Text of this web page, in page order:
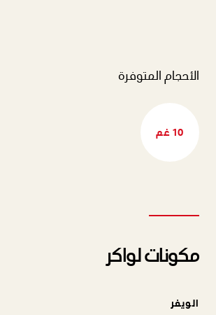
الأحجام المتوفرة
10 غم
مكونات لواكر
الويفر